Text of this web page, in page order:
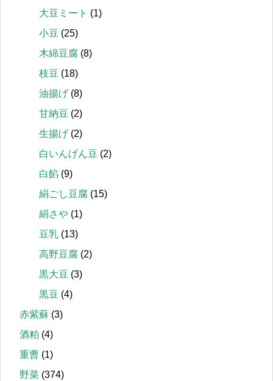
大豆ミート (1)
小豆 (25)
木綿豆腐 (8)
枝豆 (18)
油揚げ (8)
甘納豆 (2)
生揚げ (2)
白いんげん豆 (2)
白餡 (9)
絹ごし豆腐 (15)
絹さや (1)
豆乳 (13)
高野豆腐 (2)
黒大豆 (3)
黒豆 (4)
赤紫蘇 (3)
酒粕 (4)
重曹 (1)
野菜 (374)